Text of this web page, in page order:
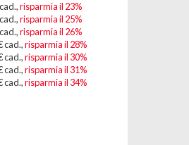
risparmia il 23%
risparmia il 25%
risparmia il 26%
cad.,risparmia il 28%
cad.,risparmia il 30%
cad.,risparmia il 31%
cad.,risparmia il 34%